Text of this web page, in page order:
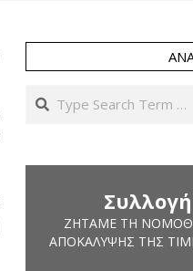
Search
ΖΗΤΆΜΕ ΤΗ
ΑΠΟΚΆΛΥΨΗΣ ΤΗΣ